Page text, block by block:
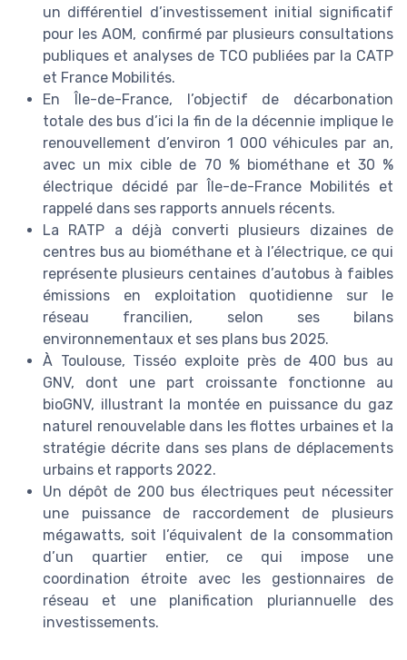
un différentiel d’investissement initial significatif
pour les AOM, confirmé par plusieurs consultations
publiques et analyses de TCO publiées par la CATP
et France Mobilités.
En Île-de-France, l’objectif de décarbonation
totale des bus d’ici la fin de la décennie implique le
renouvellement d’environ 1 000 véhicules par an,
avec un mix cible de 70 % biométhane et 30 %
électrique décidé par Île-de-France Mobilités et
rappelé dans ses rapports annuels récents.
La RATP a déjà converti plusieurs dizaines de
centres bus au biométhane et à l’électrique, ce qui
représente plusieurs centaines d’autobus à faibles
émissions en exploitation quotidienne sur le
réseau francilien, selon ses bilans
environnementaux et ses plans bus 2025.
À Toulouse, Tisséo exploite près de 400 bus au
GNV, dont une part croissante fonctionne au
bioGNV, illustrant la montée en puissance du gaz
naturel renouvelable dans les flottes urbaines et la
stratégie décrite dans ses plans de déplacements
urbains et rapports 2022.
Un dépôt de 200 bus électriques peut nécessiter
une puissance de raccordement de plusieurs
mégawatts, soit l’équivalent de la consommation
d’un quartier entier, ce qui impose une
coordination étroite avec les gestionnaires de
réseau et une planification pluriannuelle des
investissements.